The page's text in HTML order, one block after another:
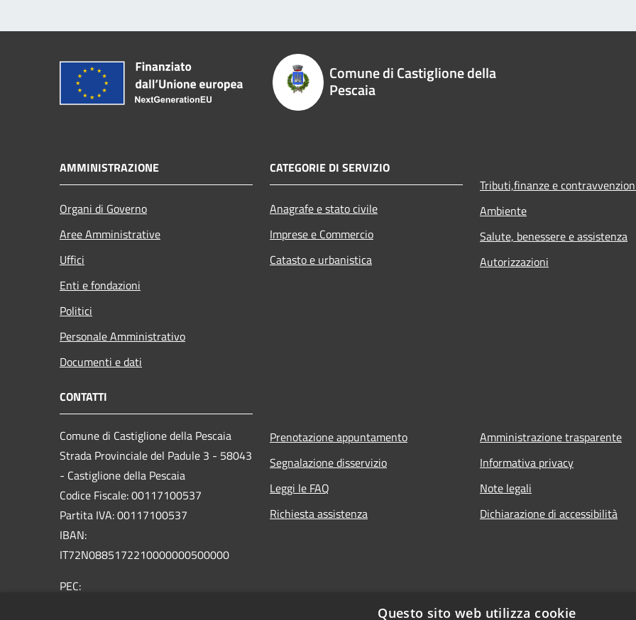
Comune di Castiglione della
Pescaia
AMMINISTRAZIONE
Organi di Governo
Aree Amministrative
Uffici
Enti e fondazioni
Politici
Personale Amministrativo
Documenti e dati
CATEGORIE DI SERVIZIO
Anagrafe e stato civile
Imprese e Commercio
Catasto e urbanistica
Tributi,finanze e
Ambiente
Salute, benessere e assistenza
Autorizzazioni
CONTATTI
Comune di Castiglione della Pescaia
Strada Provinciale del Padule 3 - 58043
- Castiglione della Pescaia
Codice Fiscale: 00117100537
Partita IVA: 00117100537
IBAN:
IT72N0885172210000000500000
PEC:
Prenotazione appuntamento
Segnalazione disservizio
Leggi le FAQ
Richiesta assistenza
Amministrazione trasparente
Informativa privacy
Note legali
Dichiarazione di accessibilità
Questo sito web utilizza cookie